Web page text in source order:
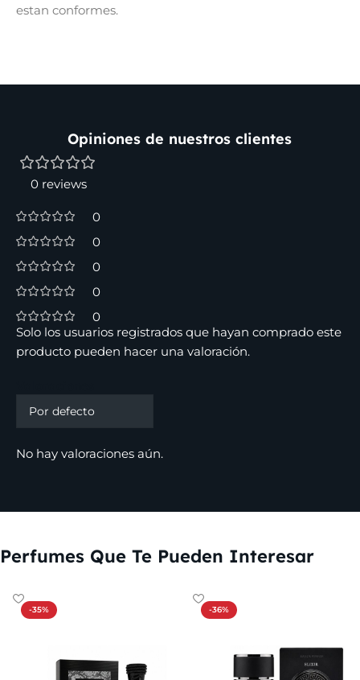
estan conformes.
Opiniones de nuestros clientes
0 reviews
0
0
0
0
0
No hay valoraciones aún.
Solo los usuarios registrados que hayan comprado este
producto pueden hacer una valoración.
Perfumes Que Te Pueden Interesar
-35% -36%